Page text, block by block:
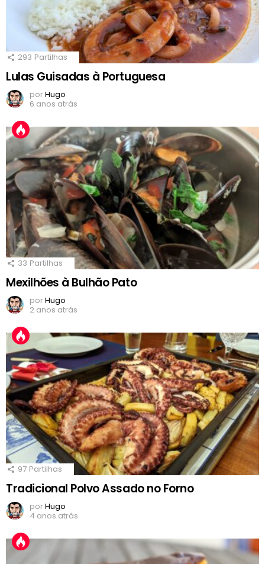
293 Partilhas
Lulas Guisadas à Portuguesa
porHugo
6 anos atrás
33 Partilhas
Mexilhões à Bulhão Pato
porHugo
2 anos atrás
97 Partilhas
Tradicional Polvo Assado no Forno
porHugo
4 anos atrás